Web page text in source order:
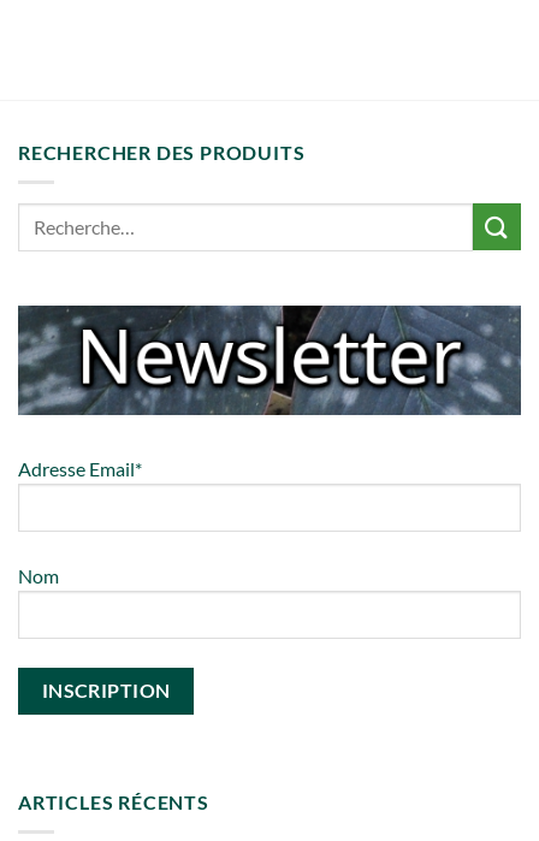
RECHERCHER DES PRODUITS
Adresse Email*
Nom
ARTICLES RÉCENTS